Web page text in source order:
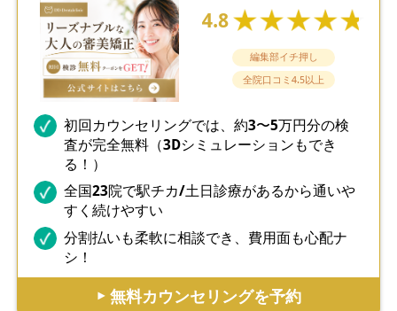
4.8
編集部イチ押し
全院口コミ4.5以上
初回カウンセリングでは、約3〜5万円分の検
査が完全無料（3Dシミュレーションもでき
る！）
全国23院で駅チカ/土日診療があるから通いや
すく続けやすい
分割払いも柔軟に相談でき、費用面も心配ナ
シ！
▶︎ 無料カウンセリングを予約